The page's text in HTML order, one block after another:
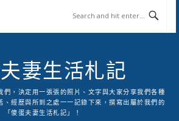
妻生活札記
們，決定用一張張的照片、文字與大家分享我們各種
、經歷與所到之處一一記錄下來，撰寫出屬於我們的
「傻蛋夫妻生活札記」！